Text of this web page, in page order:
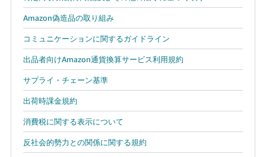
Amazon偽造品の取り組み
コミュニケーションに関するガイドライン
出品者向けAmazon通貨換算サービス利用規約
サプライ・チェーン基準
出荷時課金規約
消費税に関する表示について
反社会的勢力との関係に関する規約